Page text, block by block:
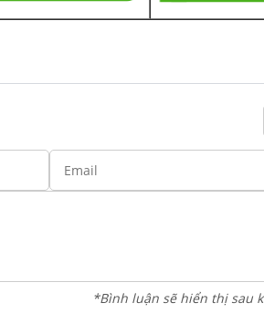
*Bình luận sẽ hiển thị sau